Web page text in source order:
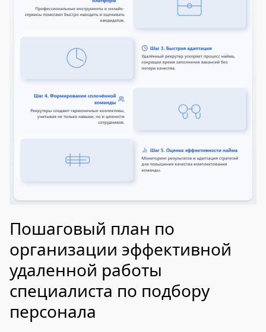
Пошаговый план по
организации эффективной
удаленной работы
специалиста по подбору
персонала